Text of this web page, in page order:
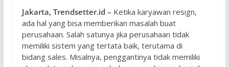
Jakarta, Trendsetter.id – Ketika karyawan resign,
ada hal yang bisa memberikan masalah buat
perusahaan. Salah satunya jika perusahaan tidak
memiliki sistem yang tertata baik, terutama di
bidang sales. Misalnya, penggantinya tidak memiliki